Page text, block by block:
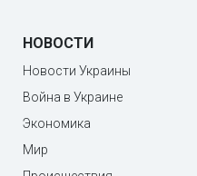
НОВОСТИ
Новости Украины
Война в Украине
Экономика
Мир